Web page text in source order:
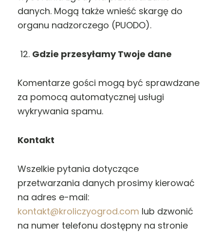
danych. Mogą także wnieść skargę do
organu nadzorczego (PUODO).
Gdzie przesyłamy Twoje dane
Komentarze gości mogą być sprawdzane
za pomocą automatycznej usługi
wykrywania spamu.
Kontakt
Wszelkie pytania dotyczące
przetwarzania danych prosimy kierować
na adres e-mail:
kontakt@kroliczyogrod.com lub dzwonić
na numer telefonu dostępny na stronie